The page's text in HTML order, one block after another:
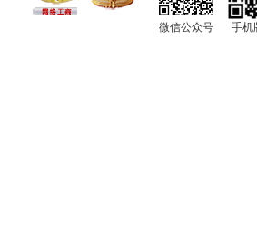
微信公众号 手机